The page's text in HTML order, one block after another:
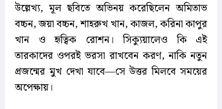
উল্লেখ্য, মূল ছবিতে অভিনয় করেছিলেন অমিতাভ
বচ্চন, জয়া বচ্চন, শাহরুখ খান, কাজল, করিনা কাপুর
খান ও হৃত্বিক রোশন। সিক্যুয়ালেও কি এই
তারকাদের ওপরই ভরসা রাখবেন করণ, নাকি নতুন
প্রজন্মের মুখ দেখা যাবে—সে উত্তর মিলবে সময়ের
অপেক্ষায়।